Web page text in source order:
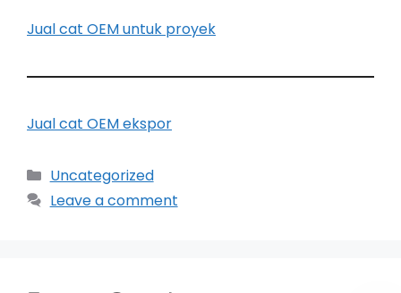
Jual cat OEM untuk proyek
Jual cat OEM ekspor
Uncategorized
Leave a comment